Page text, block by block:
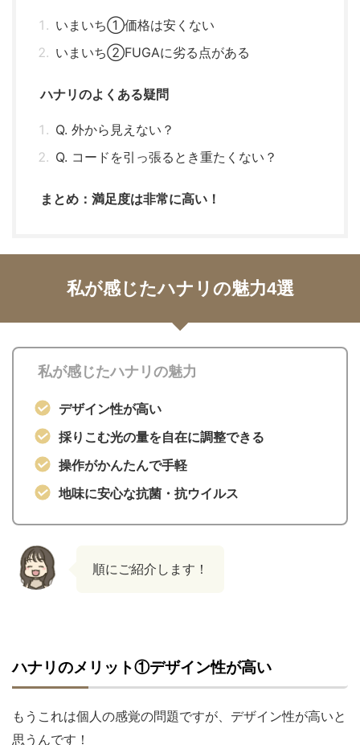
いまいち①価格は安くない
いまいち②FUGAに劣る点がある
ハナリのよくある疑問
Q. 外から見えない？
Q. コードを引っ張るとき重たくない？
まとめ：満足度は非常に高い！
私が感じたハナリの魅力4選
私が感じたハナリの魅力
デザイン性が高い
採りこむ光の量を自在に調整できる
操作がかんたんで手軽
地味に安心な抗菌・抗ウイルス
順にご紹介します！
ハナリのメリット①デザイン性が高い
もうこれは個人の感覚の問題ですが、デザイン性が高いと
思うんです！